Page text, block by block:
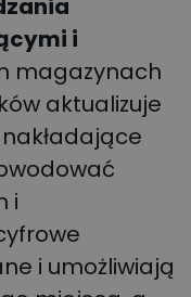
i
magazynach
aktualizuje
i
i umożliwiają